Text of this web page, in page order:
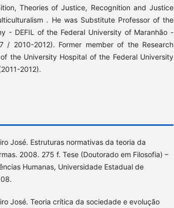
Theories of Justice, Recognition and Justice
. He was Substitute Professor of the
- DEFIL of the Federal University of Maranhão -
/ 2010-2012). Former member of the Research
the University Hospital of the Federal University
2012).
José. Estruturas normativas da teoria da
2008. 275 f. Tese (Doutorado em Filosofia) –
Humanas, Universidade Estadual de
José. Teoria crítica da sociedade e evolução